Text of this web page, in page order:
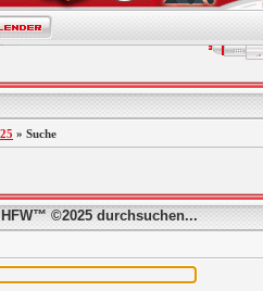
» Suche
©2025 durchsuchen...